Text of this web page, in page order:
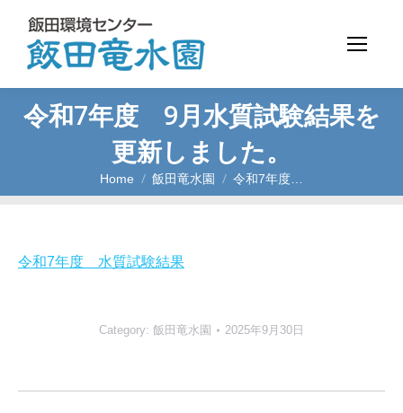
令和7年度 9月水質試験結果を
更新しました。
You are here:
Home 飯田竜水園 令和7年度…
令和7年度 水質試験結果
Category: 飯田竜水園 2025年9月30日